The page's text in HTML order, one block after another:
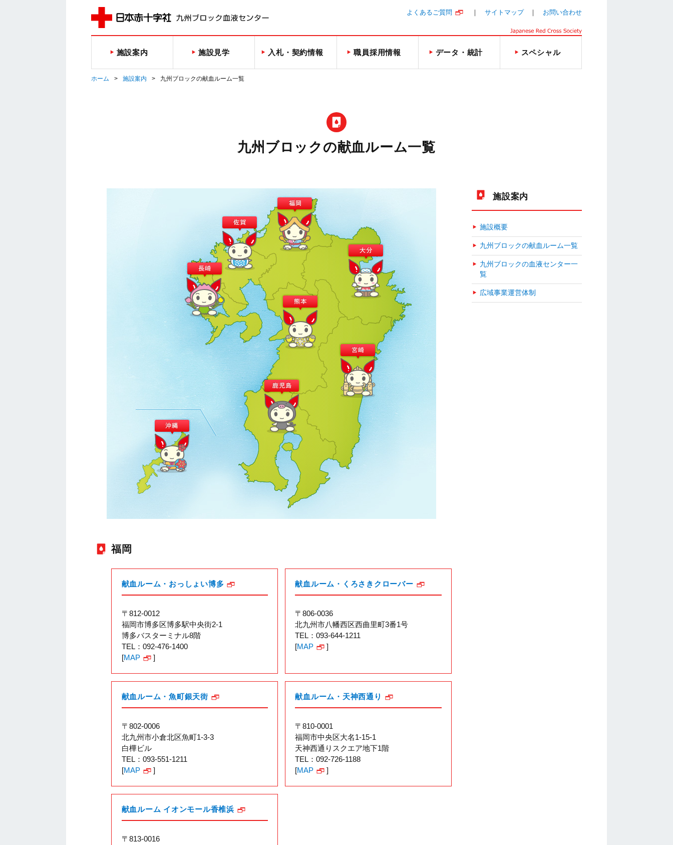
よくあるご質問 サイトマップ お問い合わせ
施設案内 施設見学 入札・契約情報 職員採用情報 データ・統計 スペシャル
ホーム 施設案内 九州ブロックの献血ルーム一覧
九州ブロックの献血ルーム一覧
福岡
献血ルーム・おっしょい博多
〒812-0012
福岡市博多区博多駅中央街2-1
博多バスターミナル8階
TEL：092-476-1400
[MAP ]
献血ルーム・くろさきクローバー
〒806-0036
北九州市八幡西区西曲里町3番1号
TEL：093-644-1211
[MAP ]
献血ルーム・魚町銀天街
〒802-0006
北九州市小倉北区魚町1-3-3
白樺ビル
TEL：093-551-1211
[MAP ]
献血ルーム・天神西通り
〒810-0001
福岡市中央区大名1-15-1
天神西通りスクエア地下1階
TEL：092-726-1188
[MAP ]
献血ルーム イオンモール香椎浜
〒813-0016
施設案内
施設概要
九州ブロックの献血ルーム一覧
九州ブロックの血液センター一
覧
広域事業運営体制